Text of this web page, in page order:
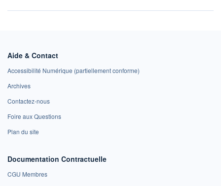
Aide & Contact
Accessibilité Numérique (partiellement conforme)
Archives
Contactez-nous
Foire aux Questions
Plan du site
Documentation Contractuelle
CGU Membres